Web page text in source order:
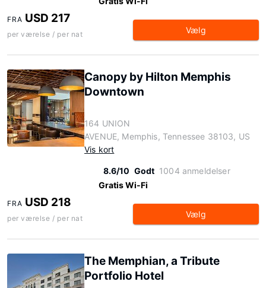
FRA USD 217
per værelse / per nat Vælg
Canopy by Hilton Memphis
Downtown
164 UNION
AVENUE, Memphis, Tennessee 38103, US
Vis kort
8.6/10 Godt 1004 anmeldelser
Gratis Wi-Fi
FRA USD 218
per værelse / per nat Vælg
The Memphian, a Tribute
Portfolio Hotel